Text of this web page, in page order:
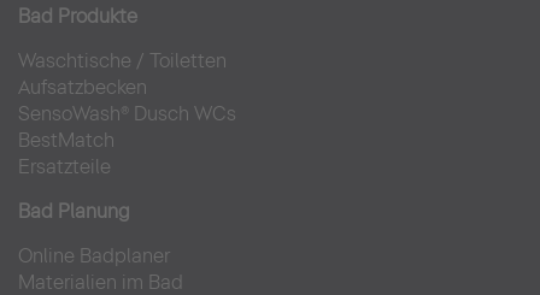
Bad Produkte
Waschtische / Toiletten
Aufsatzbecken
SensoWash® Dusch WCs
BestMatch
Ersatzteile
Bad Planung
Online Badplaner
Materialien im Bad